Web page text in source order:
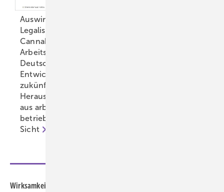
Auswirkungen der
Legalisierung von
Cannabis auf die
Arbeitswelt in
Deutschland: Aktuelle
Entwicklungen und
zukünftige
Herausforderungen
aus arbeits- und
betriebsmedizinischer
Sicht
Wirksamkeit: